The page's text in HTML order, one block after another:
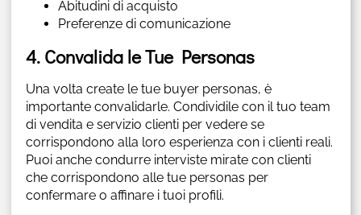
Abitudini di acquisto
Preferenze di comunicazione
4. Convalida le Tue Personas
Una volta create le tue buyer personas, è
importante convalidarle. Condividile con il tuo team
di vendita e servizio clienti per vedere se
corrispondono alla loro esperienza con i clienti reali.
Puoi anche condurre interviste mirate con clienti
che corrispondono alle tue personas per
confermare o affinare i tuoi profili.